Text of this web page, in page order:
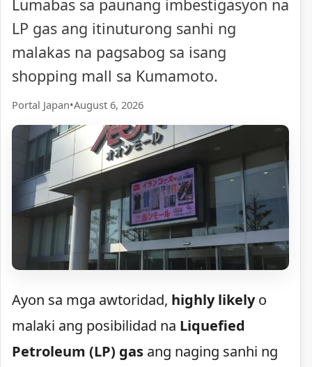
Lumabas sa paunang imbestigasyon na
LP gas ang itinuturong sanhi ng
malakas na pagsabog sa isang
shopping mall sa Kumamoto.
Portal Japan•August 6, 2026
Ayon sa mga awtoridad, highly likelyo
malaki ang posibilidad na Liquefied
Petroleum (LP) gas ang naging sanhi ng